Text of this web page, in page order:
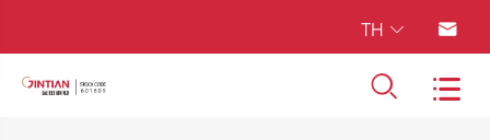
TH  
 